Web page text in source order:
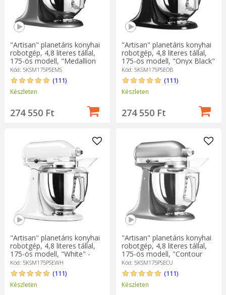
"Artisan" planetáris konyhai
robotgép, 4,8 literes tállal,
175-ös modell, "Medallion
Silver" - KitchenAid
Kód: 5KSM175PSEMS
(111)
Készleten
274 550 Ft
"Artisan" planetáris konyhai
robotgép, 4,8 literes tállal,
175-ös modell, "Onyx Black"
- KitchenAid
Kód: 5KSM175PSEOB
(111)
Készleten
274 550 Ft
"Artisan" planetáris konyhai
robotgép, 4,8 literes tállal,
175-ös modell, "White" -
KitchenAid
Kód: 5KSM175PSEWH
(111)
Készleten
"Artisan" planetáris konyhai
robotgép, 4,8 literes tállal,
175-ös modell, "Contour
Silver" - KitchenAid
Kód: 5KSM175PSECU
(111)
Készleten